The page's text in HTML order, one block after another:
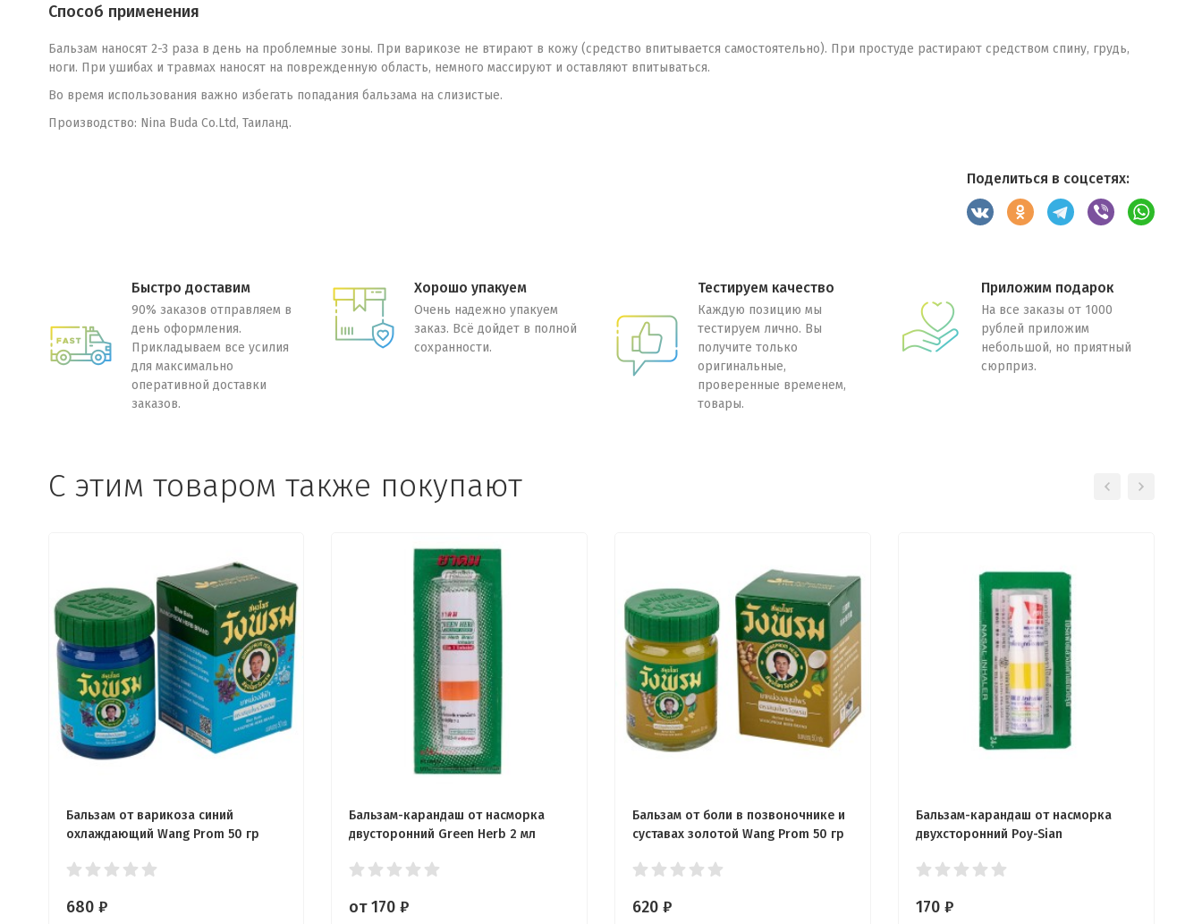
Способ применения
Бальзам наносят 2-3 раза в день на проблемные зоны. При варикозе не втирают в кожу (средство впитывается самостоятельно). При простуде растирают средством спину, грудь,
ноги. При ушибах и травмах наносят на поврежденную область, немного массируют и оставляют впитываться.
Во время использования важно избегать попадания бальзама на слизистые.
Производство: Nina Buda Co.Ltd, Таиланд.
Поделиться в соцсетях:
Быстро доставим
90% заказов отправляем в
день оформления.
Прикладываем все усилия
для максимально
оперативной доставки
заказов.
Хорошо упакуем
Очень надежно упакуем
заказ. Всё дойдет в полной
сохранности.
Тестируем качество
Каждую позицию мы
тестируем лично. Вы
получите только
оригинальные,
проверенные временем,
товары.
Приложим подарок
На все заказы от 1000
рублей приложим
небольшой, но приятный
сюрприз.
C этим товаром также покупают
Бальзам от варикоза синий
охлаждающий Wang Prom 50 гр
680 ₽
Бальзам-карандаш от насморка
двусторонний Green Herb 2 мл
от 170₽
Бальзам от боли в позвоночнике и
суставах золотой Wang Prom 50 гр
620 ₽
Бальзам-карандаш от насморка
двухсторонний Poy-Sian
170 ₽